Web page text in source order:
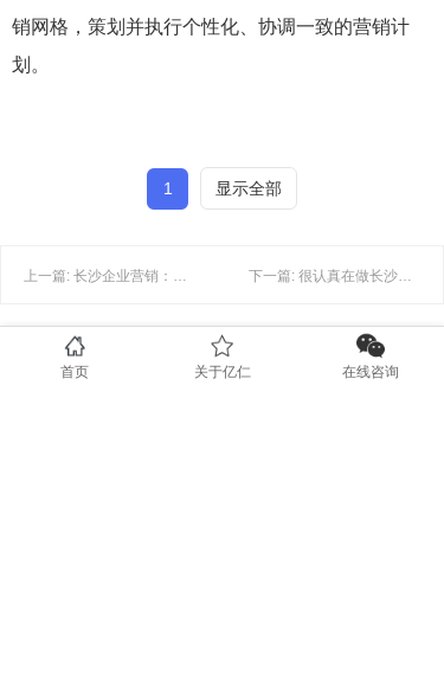
销网格，策划并执行个性化、协调一致的营销计
划。
1 显示全部
下一篇: 很认真在做长沙小红书内容营销，但为什么粉丝量就是上不去？
联系我们
首页 关于亿仁 在线咨询